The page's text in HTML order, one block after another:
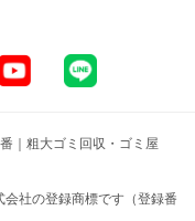
｜粗大ゴミ回収・ゴミ屋
会社の登録商標です（登録番